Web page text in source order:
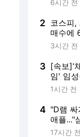
6시간 전
2 코스피,
매수에
삼전닉
3시간 전
3 [속보]'
임' 임
심도 징
1시간 전
4 "D램
애플..."
줘" 요
17시간 전